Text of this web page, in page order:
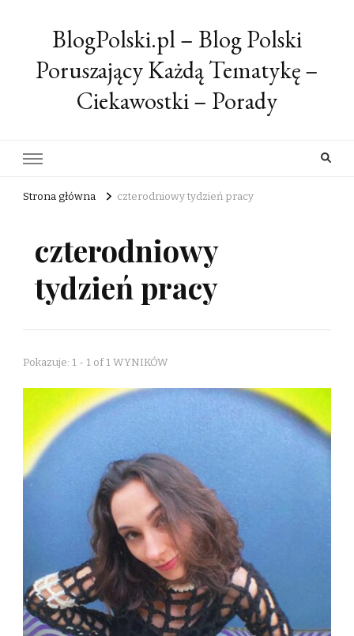
BlogPolski.pl – Blog Polski
Poruszający Każdą Tematykę –
Ciekawostki – Porady
Strona główna czterodniowy tydzień pracy
czterodniowy
tydzień pracy
Pokazuje: 1 - 1 of 1 WYNIKÓW